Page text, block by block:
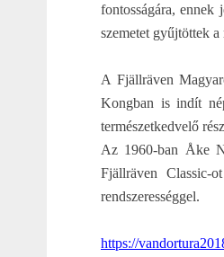
fontosságára, ennek
szemetet gyűjtöttek a
A Fjällräven
Kongban is indít
természetkedvelő
Az 1960-ban Åke
Fjällräven Classic-
rendszerességgel.
https://